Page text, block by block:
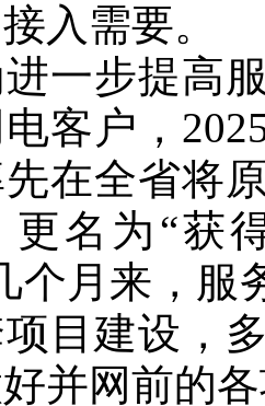
入需要。
步提高服
电客户，
在全省将
更名为“获
个月来，服
目建设，
并网前的